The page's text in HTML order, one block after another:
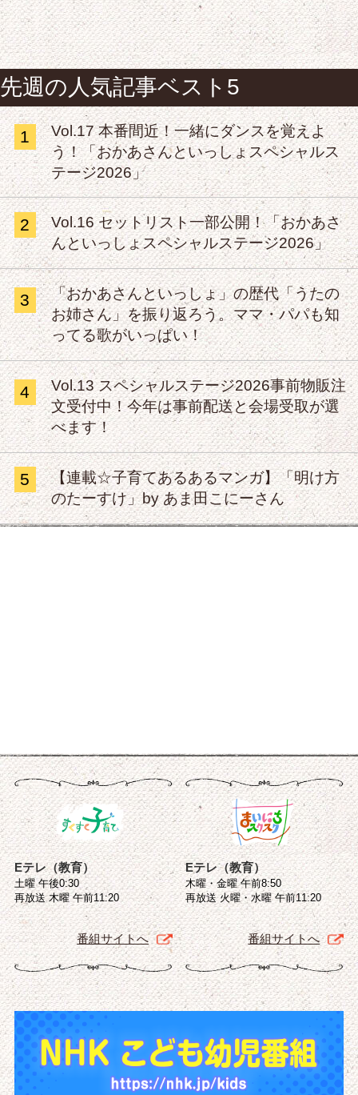
先週の人気記事ベスト5
1
Vol.17 本番間近！一緒にダンスを覚えよ
う！「おかあさんといっしょスペシャルス
テージ2026」
2
Vol.16 セットリスト一部公開！「おかあさ
んといっしょスペシャルステージ2026」
3
「おかあさんといっしょ」の歴代「うたの
お姉さん」を振り返ろう。ママ・パパも知
ってる歌がいっぱい！
4
Vol.13 スペシャルステージ2026事前物販注
文受付中！今年は事前配送と会場受取が選
べます！
5
【連載☆子育てあるあるマンガ】「明け方
のたーすけ」by あま田こにーさん
Eテレ（教育）
土曜 午後0:30
再放送 木曜 午前11:20
番組サイトへ
Eテレ（教育）
木曜・金曜 午前8:50
再放送 火曜・水曜 午前11:20
番組サイトへ